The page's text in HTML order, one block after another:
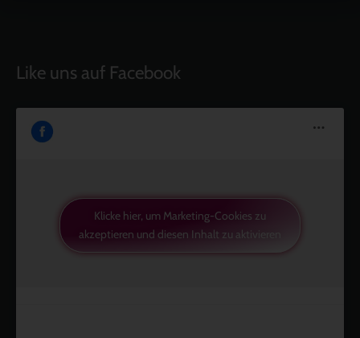
Like uns auf Facebook
Klicke hier, um Marketing-Cookies zu
akzeptieren und diesen Inhalt zu aktivieren